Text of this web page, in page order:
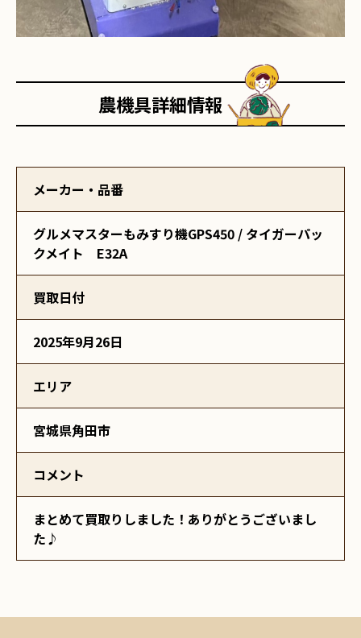
農機具詳細情報
メーカー・品番
グルメマスターもみすり機GPS450 / タイガーパッ
クメイト E32A
買取日付
2025年9月26日
エリア
宮城県角田市
コメント
まとめて買取りしました！ありがとうございまし
た♪